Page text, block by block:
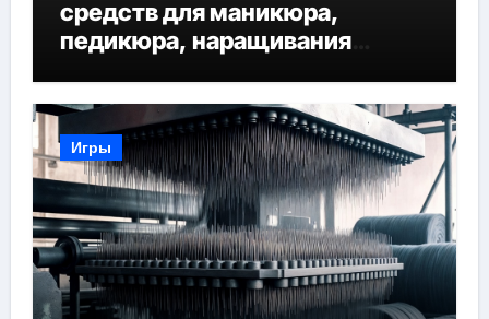
средств для маникюра,
педикюра, наращивания
Игры